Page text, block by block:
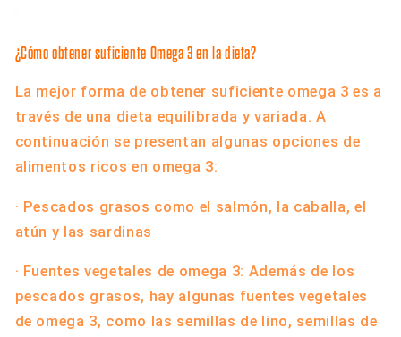
¿Cómo obtener suficiente Omega 3 en la dieta?
La mejor forma de obtener suficiente omega 3 es a
través de una dieta equilibrada y variada. A
continuación se presentan algunas opciones de
alimentos ricos en omega 3:
· Pescados grasos como el salmón, la caballa, el
atún y las sardinas
· Fuentes vegetales de omega 3: Además de los
pescados grasos, hay algunas fuentes vegetales
de omega 3, como las semillas de lino, semillas de